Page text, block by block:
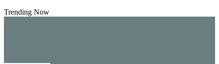
Trending Now